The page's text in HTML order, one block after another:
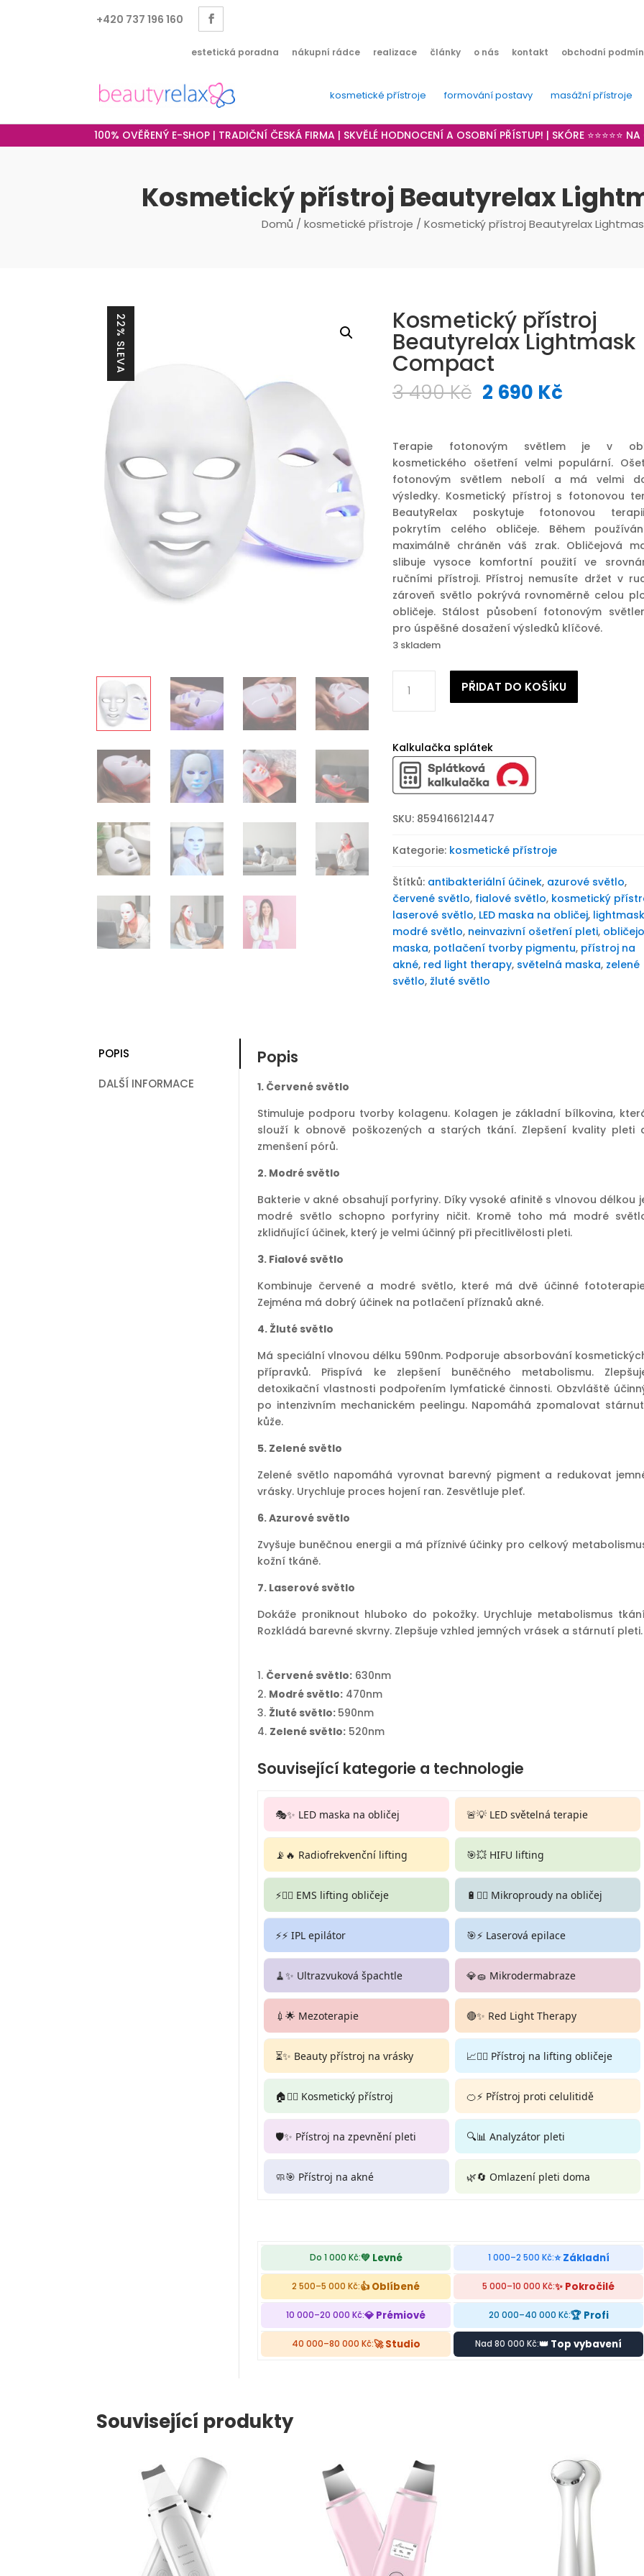
+420 737 196 160
estetická poradna nákupní rádce realizace články o nás kontakt obchodní
kosmetické přístroje formování postavy masážní přístroje
100% OVĚŘENÝ E-SHOP | TRADIČNÍ ČESKÁ FIRMA | SKVĚLÉ HODNOCENÍ A OSOBNÍ PŘÍSTUP! | SKÓRE ⭐⭐⭐⭐⭐
Kosmetický přístroj Beautyrelax
Domů / kosmetické přístroje / Kosmetický přístroj Beautyrelax
22% SLEVA Kosmetický přístroj
Beautyrelax Lightmask
Compact
3 490Kč Původní
3
490 Kč.
2 690 Kč
2
690 Kč.
Terapie fotonovým světlem je v
kosmetického ošetření velmi populární.
fotonovým světlem nebolí a má velmi
výsledky. Kosmetický přístroj s fotonovou
BeautyRelax poskytuje fotonovou
pokrytím celého obličeje. Během
maximálně chráněn váš zrak. Obličejová
slibuje vysoce komfortní použití ve
ručními přístroji. Přístroj nemusíte držet v
zároveň světlo pokrývá rovnoměrně celou
obličeje. Stálost působení fotonovým
pro úspěšné dosažení výsledků klíčové.
3 skladem
přístroj
Beautyrelax
Compact
množství
PŘIDAT DO KOŠÍKU
Kalkulačka splátek
SKU: 8594166121447
Kategorie: kosmetické přístroje
Štítků: antibakteriální účinek, azurové světlo,
červené světlo, fialové světlo, kosmetický
laserové světlo, LED maska na obličej,
modré světlo, neinvazivní ošetření pleti,
maska, potlačení tvorby pigmentu, přístroj na
akné, red light therapy, světelná maska, zelené
světlo, žluté světlo
POPIS
DALŠÍ INFORMACE
Popis
1. Červené světlo
Stimuluje podporu tvorby kolagenu. Kolagen je základní bílkovina,
slouží k obnově poškozených a starých tkání. Zlepšení kvality pleti
zmenšení pórů.
2. Modré světlo
Bakterie v akné obsahují porfyriny. Díky vysoké afinitě s vlnovou délkou
modré světlo schopno porfyriny ničit. Kromě toho má modré
zklidňující účinek, který je velmi účinný při přecitlivělosti pleti.
3. Fialové světlo
Kombinuje červené a modré světlo, které má dvě účinné
Zejména má dobrý účinek na potlačení příznaků akné.
4. Žluté světlo
Má speciální vlnovou délku 590nm. Podporuje absorbování
přípravků. Přispívá ke zlepšení buněčného metabolismu.
detoxikační vlastnosti podpořením lymfatické činnosti. Obzvláště
po intenzivním mechanickém peelingu. Napomáhá zpomalovat
kůže.
5. Zelené světlo
Zelené světlo napomáhá vyrovnat barevný pigment a redukovat
vrásky. Urychluje proces hojení ran. Zesvětluje pleť.
6. Azurové světlo
Zvyšuje buněčnou energii a má příznivé účinky pro celkový
kožní tkáně.
7. Laserové světlo
Dokáže proniknout hluboko do pokožky. Urychluje metabolismus
Rozkládá barevné skvrny. Zlepšuje vzhled jemných vrásek a stárnutí pleti.
Červené světlo: 630nm
Modré světlo: 470nm
Žluté světlo: 590nm
Zelené světlo: 520nm
Související kategorie a technologie
🎭✨ LED maska na obličej 🚨💡 LED světelná terapie
📡🔥 Radiofrekvenční lifting 🎯💥 HIFU lifting
⚡🏋️‍♀️ EMS lifting obličeje 🔋💆‍♀️ Mikroproudy na obličej
⚡⚡ IPL epilátor 🎯⚡ Laserová epilace
🧹✨ Ultrazvuková špachtle 💎🧽 Mikrodermabraze
💉🌟 Mezoterapie 🔴✨ Red Light Therapy
⏳✨ Beauty přístroj na vrásky 📈💆‍♀️ Přístroj na lifting obličeje
🏠💆‍♀️ Kosmetický přístroj 🍊⚡ Přístroj proti celulitidě
🛡️✨ Přístroj na zpevnění pleti 🔍📊 Analyzátor pleti
🧼🎯 Přístroj na akné 🌿🔄 Omlazení pleti doma
Do 1 000 Kč:💚 Levné 1 000–2 500 Kč:⭐ Základní
2 500–5 000 Kč:👍 Oblíbené 5 000–10 000 Kč:✨ Pokročilé
10 000–20 000 Kč:💎 Prémiové 20 000–40 000 Kč:🏆 Profi
40 000–80 000 Kč:🚀 Studio Nad 80 000 Kč:👑 Top vybavení
Související produkty